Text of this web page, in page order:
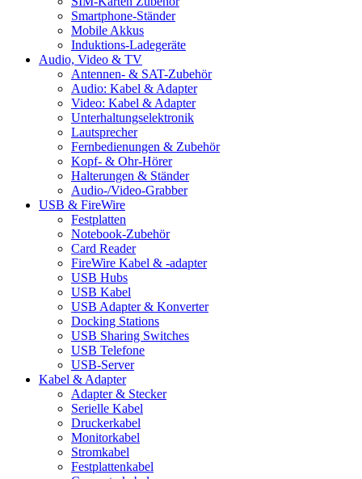
Smartphone-Ständer
Mobile Akkus
Induktions-Ladegeräte
Audio, Video & TV
Antennen- & SAT-Zubehör
Audio: Kabel & Adapter
Video: Kabel & Adapter
Unterhaltungselektronik
Lautsprecher
Fernbedienungen & Zubehör
Kopf- & Ohr-Hörer
Halterungen & Ständer
Audio-/Video-Grabber
USB & FireWire
Festplatten
Notebook-Zubehör
Card Reader
FireWire Kabel & -adapter
USB Hubs
USB Kabel
USB Adapter & Konverter
Docking Stations
USB Sharing Switches
USB Telefone
USB-Server
Kabel & Adapter
Adapter & Stecker
Serielle Kabel
Druckerkabel
Monitorkabel
Stromkabel
Festplattenkabel